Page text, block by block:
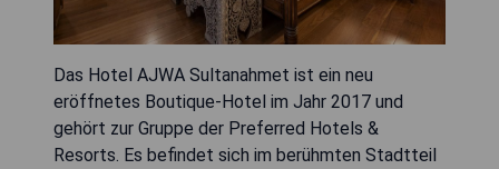
Das Hotel AJWA Sultanahmet ist ein neu
eröffnetes Boutique-Hotel im Jahr 2017 und
gehört zur Gruppe der Preferred Hotels &
Resorts. Es befindet sich im berühmten Stadtteil